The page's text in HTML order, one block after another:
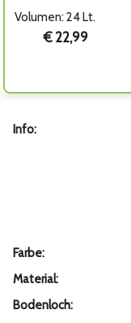
Volumen: 24 Lt.
€ 22,99
Info:
Farbe:
Material:
Bodenloch: